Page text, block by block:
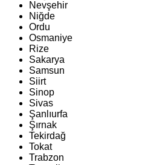
Nevşehir
Niğde
Ordu
Osmaniye
Rize
Sakarya
Samsun
Siirt
Sinop
Sivas
Şanlıurfa
Şırnak
Tekirdağ
Tokat
Trabzon